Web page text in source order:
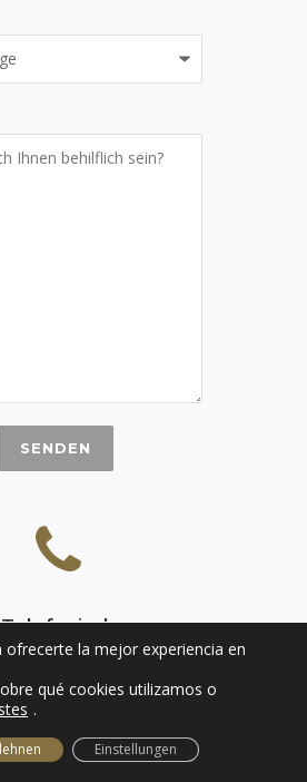
Telefonisch
+34 665 116 951
la mejor experiencia en
qué cookies utilizamos o
.
Einstellungen